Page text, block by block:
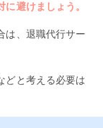
避けましょう。
は、退職代行サー
どと考える必要は